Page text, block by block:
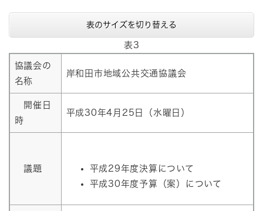
表のサイズを切り替える
表3
協議会の
名称
岸和田市地域公共交通協議会
開催日
時
平成30年4月25日（水曜日）
議題
平成29年度決算について
平成30年度予算（案）について